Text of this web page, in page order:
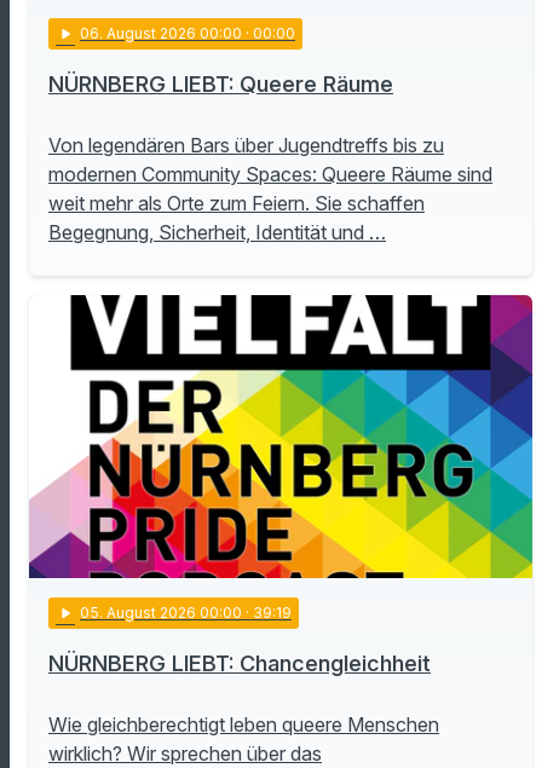
play_arrow 06. August 2026 00:00 · 00:00
NÜRNBERG LIEBT: Queere Räume
Von legendären Bars über Jugendtreffs bis zu
modernen Community Spaces: Queere Räume sind
weit mehr als Orte zum Feiern. Sie schaffen
Begegnung, Sicherheit, Identität und …
play_arrow 05. August 2026 00:00 · 39:19
NÜRNBERG LIEBT: Chancengleichheit
Wie gleichberechtigt leben queere Menschen
wirklich? Wir sprechen über das